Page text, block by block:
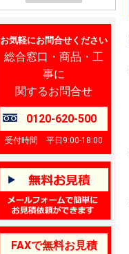
お気軽にお問合せください
総合窓口・商品・工
事に
関するお問合せ
0120-620-500
受付時間 平日9:00-18:00
FAXで無料お見積